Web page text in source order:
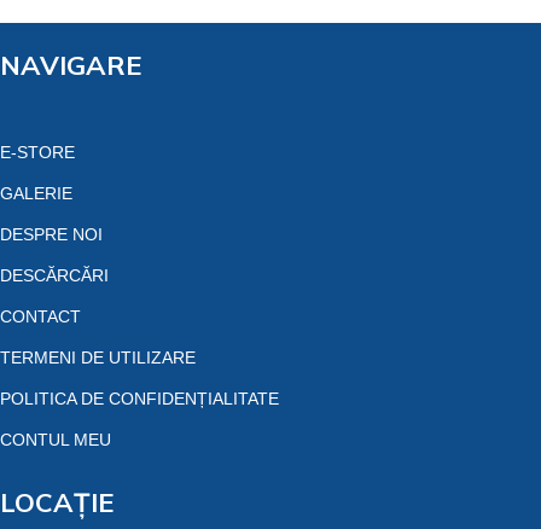
NAVIGARE
E-STORE
GALERIE
DESPRE NOI
DESCĂRCĂRI
CONTACT
TERMENI DE UTILIZARE
POLITICA DE CONFIDENȚIALITATE
CONTUL MEU
LOCAȚIE